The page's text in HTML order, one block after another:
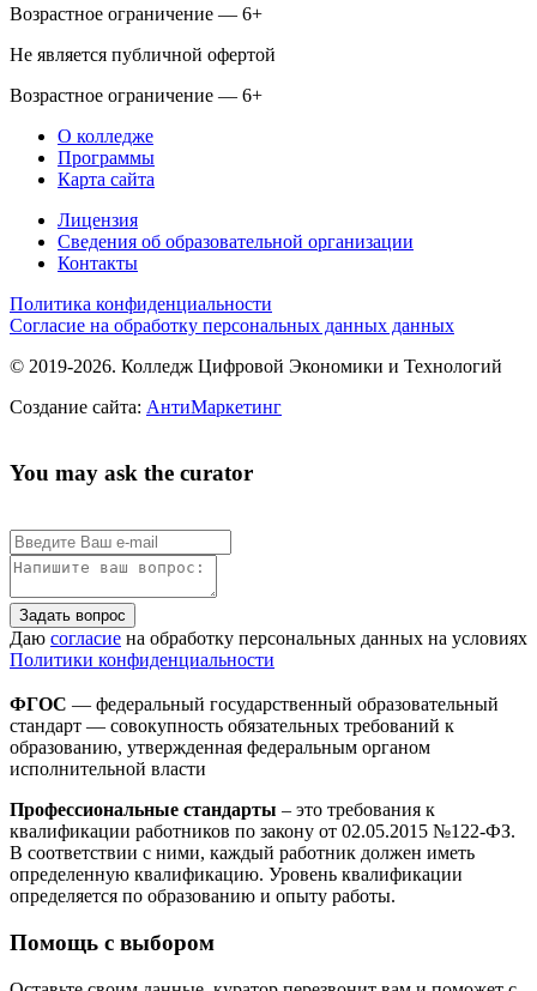
Возрастное ограничение — 6+
Не является публичной офертой
Возрастное ограничение — 6+
О колледже
Программы
Карта сайта
Лицензия
Сведения об образовательной организации
Контакты
Политика конфиденциальности
Согласие на обработку персональных данных данных
© 2019-2026. Колледж Цифровой Экономики и Технологий
Создание сайта: АнтиМаркетинг
You may ask the curator
Задать вопрос
Даю согласие на обработку персональных данных на условиях
Политики конфиденциальности
ФГОС — федеральный государственный образовательный
стандарт — совокупность обязательных требований к
образованию, утвержденная федеральным органом
исполнительной власти
Профессиональные стандарты – это требования к
квалификации работников по закону от 02.05.2015 №122-ФЗ.
В соответствии с ними, каждый работник должен иметь
определенную квалификацию. Уровень квалификации
определяется по образованию и опыту работы.
Помощь с выбором